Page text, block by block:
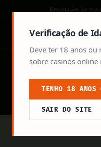
Divulgação:
Política
Verificação de
Deve ter 18 anos ou
sobre casinos online
TENHO 18 ANOS
SAIR DO SITE